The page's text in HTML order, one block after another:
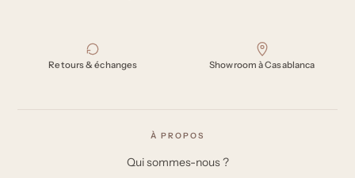
Retours & échanges Showroom à Casablanca
À PROPOS
Qui sommes-nous ?